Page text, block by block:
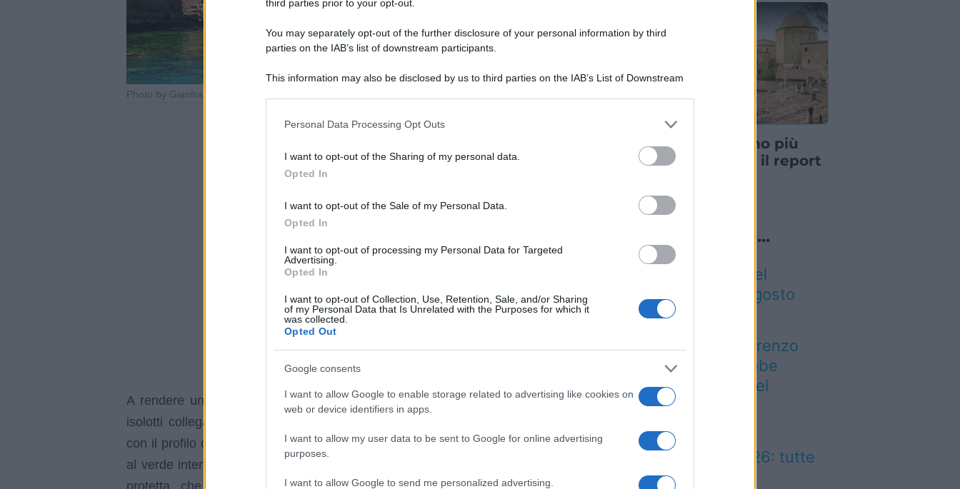
third parties prior to your opt-out.
You may separately opt-out of the further disclosure of your personal information by third
parties on the IAB’s list of downstream participants.
This information may also be disclosed by us to third parties on the IAB’s List of Downstream
information including but not limited to your visit or usage behaviour. You may click to grant or
deny consent to Google and its third-party tags to use your data for below specified purposes
in below Google consent section.
Personal Data Processing Opt Outs
I want to opt-out of the Sharing of my personal data.
Opted In
I want to opt-out of the Sale of my Personal Data.
Opted In
I want to opt-out of processing my Personal Data for Targeted
Advertising.
Opted In
I want to opt-out of Collection, Use, Retention, Sale, and/or Sharing
of my Personal Data that Is Unrelated with the Purposes for which it
was collected.
Opted Out
Google consents
I want to allow Google to enable storage related to advertising like cookies on
web or device identifiers in apps.
I want to allow my user data to be sent to Google for online advertising
purposes.
I want to allow Google to send me personalized advertising.
Photo by Gianfranco Vitolo – Wikimedia Commons
Le vacanze non sono più
quelle di una volta: il report
cambiando
Lo sapevi che...
Sagre ed eventi del
weekend 7-8-9 agosto
2026
La notte di San Lorenzo
quest’anno potrebbe
sorprendere più del
previsto
Palio Marinaro
dell’Argentario 2026: tutte
le news!